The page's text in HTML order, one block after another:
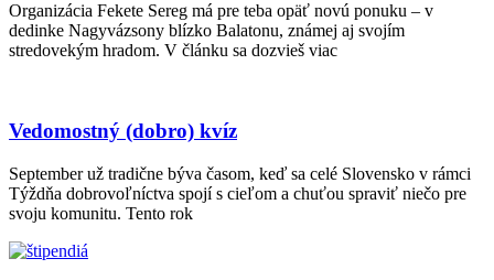
Organizácia Fekete Sereg má pre teba opäť novú ponuku – v
dedinke Nagyvázsony blízko Balatonu, známej aj svojím
stredovekým hradom. V článku sa dozvieš viac
Vedomostný (dobro) kvíz
September už tradične býva časom, keď sa celé Slovensko v rámci
Týždňa dobrovoľníctva spojí s cieľom a chuťou spraviť niečo pre
svoju komunitu. Tento rok